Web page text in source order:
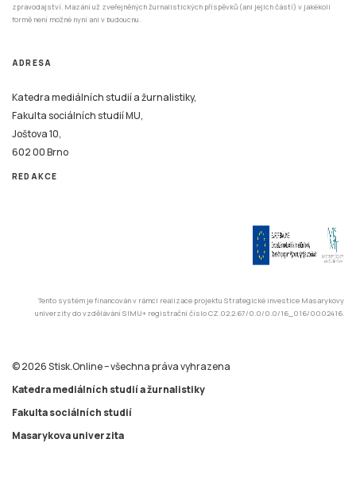
zpravodajství. Mazání už zveřejněných žurnalistických příspěvků (ani jejich částí) v jakékoli
formě není možné nyní ani v budoucnu.
ADRESA
Katedra mediálních studií a žurnalistiky,
Fakulta sociálních studií MU,
Joštova 10,
602 00 Brno
REDAKCE
Tento systém je financován v rámci realizace projektu Strategické investice Masarykovy
univerzity do vzdělávání SIMU+ registrační číslo CZ.02.2.67/0.0/0.0/16_016/0002416.
© 2026 Stisk.Online – všechna práva vyhrazena
Katedra mediálních studií a žurnalistiky
Fakulta sociálních studií
Masarykova univerzita